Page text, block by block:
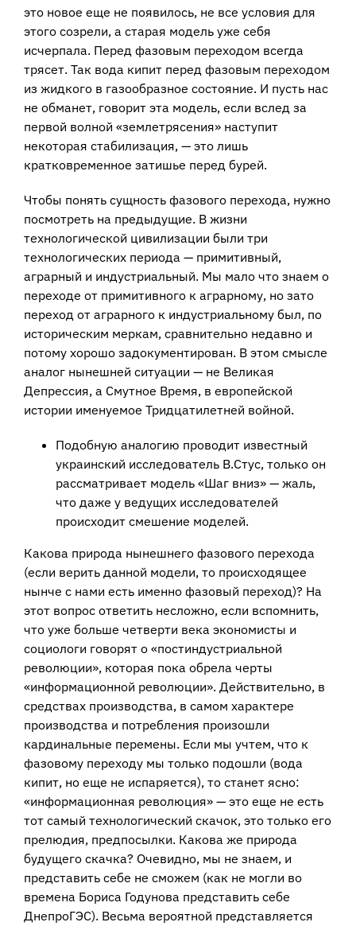
это новое еще не появилось, не все условия для
этого созрели, а старая модель уже себя
исчерпала. Перед фазовым переходом всегда
трясет. Так вода кипит перед фазовым переходом
из жидкого в газообразное состояние. И пусть нас
не обманет, говорит эта модель, если вслед за
первой волной «землетрясения» наступит
некоторая стабилизация, — это лишь
кратковременное затишье перед бурей.
Чтобы понять сущность фазового перехода, нужно
посмотреть на предыдущие. В жизни
технологической цивилизации были три
технологических периода — примитивный,
аграрный и индустриальный. Мы мало что знаем о
переходе от примитивного к аграрному, но зато
переход от аграрного к индустриальному был, по
историческим меркам, сравнительно недавно и
потому хорошо задокументирован. В этом смысле
аналог нынешней ситуации — не Великая
Депрессия, а Смутное Время, в европейской
истории именуемое Тридцатилетней войной.
Подобную аналогию проводит известный
украинский исследователь В.Стус, только он
рассматривает модель «Шаг вниз» — жаль,
что даже у ведущих исследователей
происходит смешение моделей.
Какова природа нынешнего фазового перехода
(если верить данной модели, то происходящее
нынче с нами есть именно фазовый переход)? На
этот вопрос ответить несложно, если вспомнить,
что уже больше четверти века экономисты и
социологи говорят о «постиндустриальной
революции», которая пока обрела черты
«информационной революции». Действительно, в
средствах производства, в самом характере
производства и потребления произошли
кардинальные перемены. Если мы учтем, что к
фазовому переходу мы только подошли (вода
кипит, но еще не испаряется), то станет ясно:
«информационная революция» — это еще не есть
тот самый технологический скачок, это только его
прелюдия, предпосылки. Какова же природа
будущего скачка? Очевидно, мы не знаем, и
представить себе не сможем (как не могли во
времена Бориса Годунова представить себе
ДнепроГЭС). Весьма вероятной представляется